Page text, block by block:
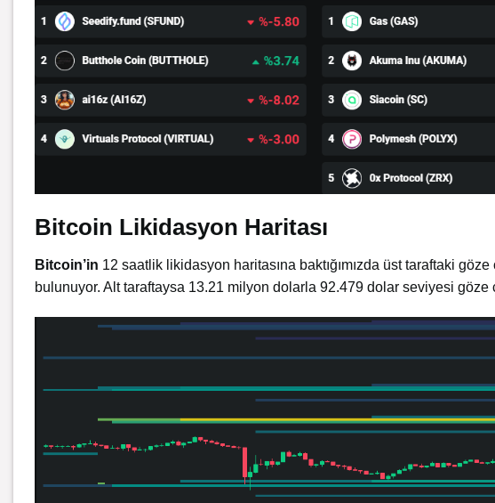
Bitcoin Likidasyon Haritası
Bitcoin’in 12 saatlik likidasyon haritasına baktığımızda üst taraftaki
bulunuyor. Alt taraftaysa 13.21 milyon dolarla 92.479 dolar seviyesi göze